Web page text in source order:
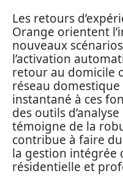
Les retours
Orange orientent
nouveaux
l’activation
retour au domicile
réseau domestique
instantané à ces
des outils
témoigne de la
contribue à faire
la gestion intégrée
résidentielle et